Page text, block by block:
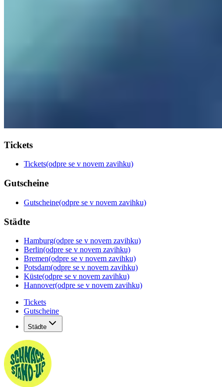
Tickets
Tickets(odpre se v novem zavihku)
Gutscheine
Gutscheine(odpre se v novem zavihku)
Städte
Hamburg(odpre se v novem zavihku)
Berlin(odpre se v novem zavihku)
Bremen(odpre se v novem zavihku)
Potsdam(odpre se v novem zavihku)
Küste(odpre se v novem zavihku)
Hannover(odpre se v novem zavihku)
Tickets
Gutscheine
Städte